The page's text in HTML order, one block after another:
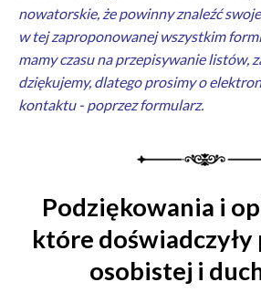
nowatorskie, że powinny znaleźć
w tej zaproponowanej wszystkim
mamy czasu na przepisywanie listów,
dziękujemy, dlatego prosimy o
kontaktu - poprzez formularz.
Podziękowania i
które
osobistej i